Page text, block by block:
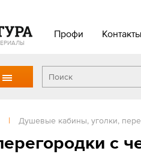
Профи Контакты
| Душевые кабины, уголки,
с